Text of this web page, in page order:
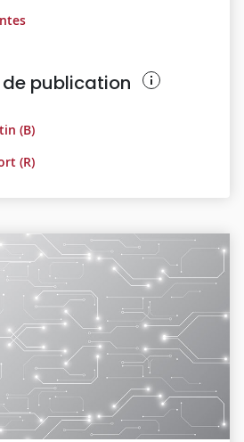
de publication
(B)
(R)